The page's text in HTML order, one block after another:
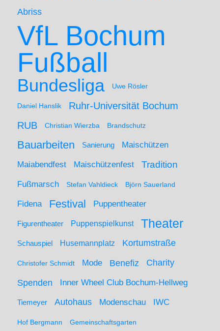
Abriss
VfL Bochum
Fußball
Bundesliga Uwe Rösler
Daniel Hanslik
Ruhr-Universität Bochum
RUB
Christian Wierzba Brandschutz
Bauarbeiten Sanierung
Maischützen
Maiabendfest
Maischützenfest Tradition
Fußmarsch Stefan Vahldieck Björn Sauerland
Fidena Festival Puppentheater
Figurentheater Puppenspielkunst Theater
Schauspiel Husemannplatz Kortumstraße
Christofer Schmidt Mode Benefiz Charity
Spenden Inner Wheel Club Bochum-Hellweg
Tiemeyer Autohaus Modenschau IWC
Hof Bergmann Gemeinschaftsgarten